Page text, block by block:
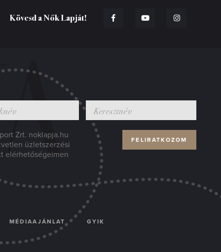
Kövesd a Nők Lapját!
Zrt. noklapja.hu
üzletszerzési
elérhetőségeimen
MÉDIAAJÁNLAT GYIK